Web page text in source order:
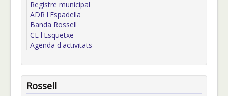
Registre municipal
ADR l'Espadella
Banda Rossell
CE l'Esquetxe
Agenda d'activitats
Rossell